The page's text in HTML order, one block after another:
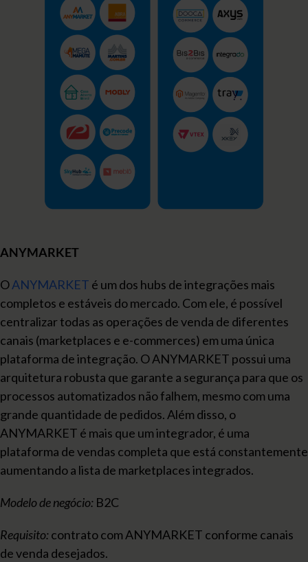
ANYMARKET
OANYMARKET é um dos hubs de integrações mais
completos e estáveis do mercado. Com ele, é possível
centralizar todas as operações de venda de diferentes
canais (marketplaces e e-commerces) em uma única
plataforma de integração. O ANYMARKET possui uma
arquitetura robusta que garante a segurança para que os
processos automatizados não falhem, mesmo com uma
grande quantidade de pedidos. Além disso, o
ANYMARKET é mais que um integrador, é uma
plataforma de vendas completa que está constantemente
aumentando a lista de marketplaces integrados.
Modelo de negócio: B2C
Requisito:contrato com ANYMARKET conforme canais
de venda desejados.